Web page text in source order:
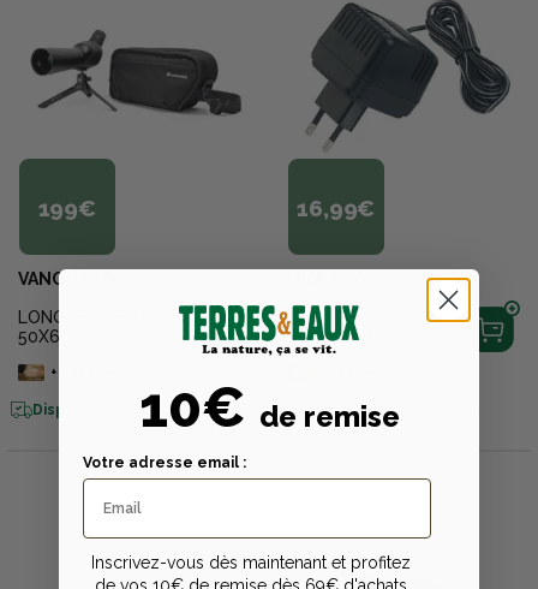
199€
VANGUARD
LONGUE VUE 15-
50X60
+
Disponible en livraison
16,99€
CHARGEUR POUR
TALKIE WALKIE G7
Disponible en livraison
10€ de remise
Votre adresse email :
Inscrivez-vous dès maintenant et profitez